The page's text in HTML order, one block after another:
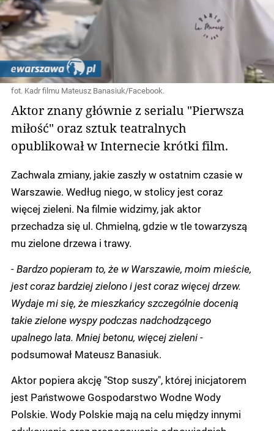
fot. Kadr filmu Mateusz Banasiuk/Facebook.
Aktor znany głównie z serialu "Pierwsza
miłość" oraz sztuk teatralnych
opublikował w Internecie krótki film.
Zachwala zmiany, jakie zaszły w ostatnim czasie w
Warszawie. Według niego, w stolicy jest coraz
więcej zieleni. Na filmie widzimy, jak aktor
przechadza się ul. Chmielną, gdzie w tle towarzyszą
mu zielone drzewa i trawy.
-Bardzo popieram to, że w Warszawie, moim mieście,
jest coraz bardziej zielono i jest coraz więcej drzew.
Wydaje mi się, że mieszkańcy szczególnie docenią
takie zielone wyspy podczas nadchodzącego
upalnego lata. Mniej betonu, więcej zieleni -
podsumował Mateusz Banasiuk.
Aktor popiera akcję "Stop suszy", której inicjatorem
jest Państwowe Gospodarstwo Wodne Wody
Polskie. Wody Polskie mają na celu między innymi